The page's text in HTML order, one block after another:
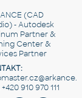
(CAD
- Autodesk
Partner &
Center &
Partner
910 970 111